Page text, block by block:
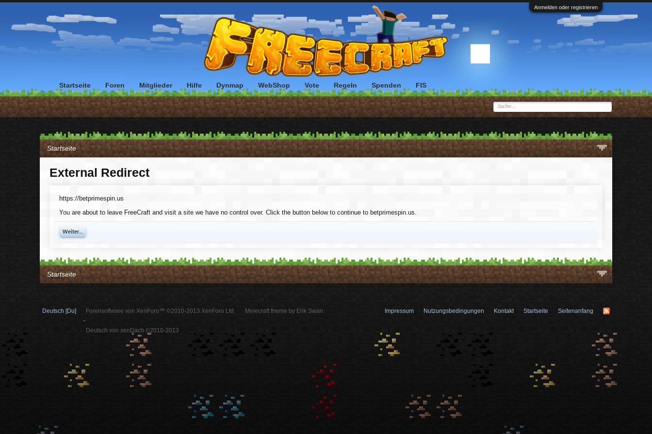
Anmelden oder registrieren
Startseite
External Redirect
https://betprimespin.us
You are about to leave FreeCraft and visit a site we have no control over. Click the button below to continue to betprimespin.us.
Weiter...
Startseite
Startseite Foren Mitglieder Hilfe Dynmap WebShop Vote Regeln Spenden FIS
Deutsch [Du]
Forensoftware von XenForo™ ©2010-2013 XenForo Ltd.
-
Deutsch von xenDach ©2010-2013
Minecraft theme by Erik Swan. Impressum Nutzungsbedingungen Kontakt Startseite Seitenanfang